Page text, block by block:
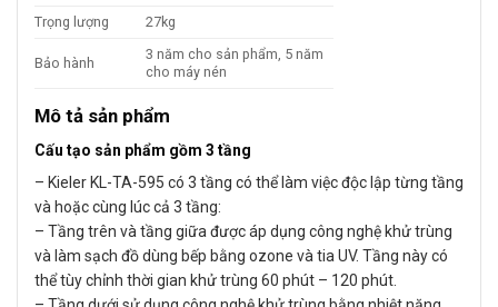
Trọng lượng
27kg
Bảo hành
3 năm cho sản phẩm, 5 năm
cho máy nén
Mô tả sản phẩm
Cấu tạo sản phẩm gồm 3 tầng
– Kieler KL-TA-595 có 3 tầng có thể làm việc độc lập từng tầng
và hoặc cùng lúc cả 3 tầng:
– Tầng trên và tầng giữa được áp dụng công nghệ khử trùng
và làm sạch đồ dùng bếp bằng ozone và tia UV. Tầng này có
thể tùy chỉnh thời gian khử trùng 60 phút – 120 phút.